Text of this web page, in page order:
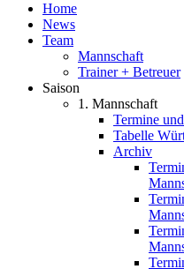
Home
News
Team
Mannschaft
Trainer + Betreuer
Saison
1. Mannschaft
Termine
Tabelle
Archiv